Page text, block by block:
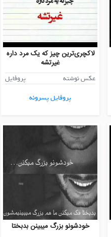
لاکچری‌ترین چیز که یک مرد داره
غیرتشه
عکس نوشته
پروفایل
پروفایل پسرونه
خودشونو بزرگ میبینن بدبختا